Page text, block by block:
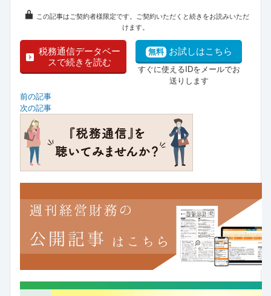
この記事はご契約者様限定です。ご契約いただくと続きをお読みいただ
けます。
税務通信データベー
スで続きを読む
無料 お試しはこちら
すぐに使えるIDをメールでお
送りします
前の記事
次の記事